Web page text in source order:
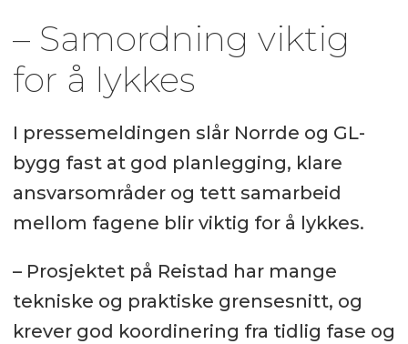
– Samordning viktig
for å lykkes
I pressemeldingen slår Norrde og GL-
bygg fast at god planlegging, klare
ansvarsområder og tett samarbeid
mellom fagene blir viktig for å lykkes.
– Prosjektet på Reistad har mange
tekniske og praktiske grensesnitt, og
krever god koordinering fra tidlig fase og